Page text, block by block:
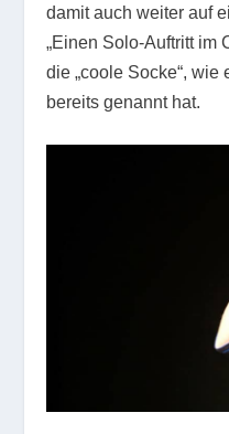
damit auch weiter auf
„Einen Solo-Auftritt im
die „coole Socke“, wie
bereits genannt hat.